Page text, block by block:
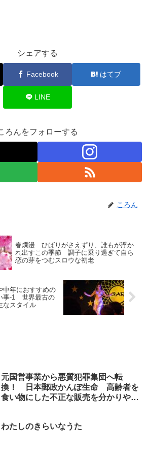
シェアする
Facebook はてブ
LINE
ろんをフォローする
ころん
春爛漫 ひばりがさえずり、誰もが浮か
れ出すこの季節 調子に乗り過ぎて自ら
恋の芽をつむスロウな初老
中年におすすめの
事-1 世界最古の
なスタイル
元国営事業から悪質犯罪集団へ転
換！ 日本郵政かんぽ生命 高齢者を
食い物にした不正な販売を分かりやす
わたしのきらいなうた